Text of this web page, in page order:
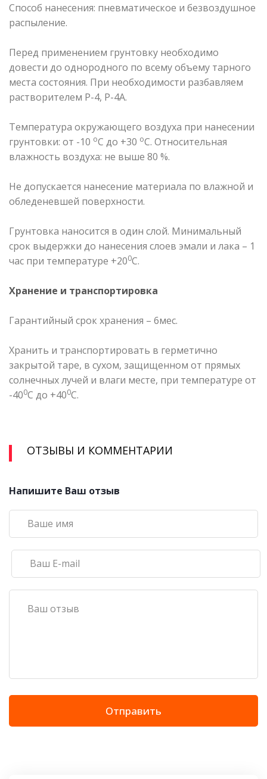
Способ нанесения: пневматическое и безвоздушное
распыление.
Перед применением грунтовку необходимо
довести до однородного по всему объему тарного
места состояния. При необходимости разбавляем
растворителем Р-4, Р-4А.
Температура окружающего воздуха при нанесении
грунтовки: от -10 оС до +30 оС. Относительная
влажность воздуха: не выше 80 %.
Не допускается нанесение материала по влажной и
обледеневшей поверхности.
Грунтовка наносится в один слой. Минимальный
срок выдержки до нанесения слоев эмали и лака – 1
час при температуре +200С.
Хранение и транспортировка
Гарантийный срок хранения – 6мес.
Хранить и транспортировать в герметично
закрытой таре, в сухом, защищенном от прямых
солнечных лучей и влаги месте, при температуре от
-400С до +400С.
ОТЗЫВЫ И КОММЕНТАРИИ
Напишите Ваш отзыв
Отправить